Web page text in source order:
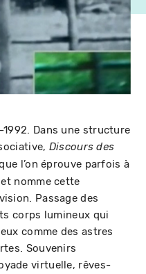
Dans une structure
Discours des
l’on éprouve parfois à
nomme cette
Passage des
corps lumineux qui
comme des astres
Souvenirs
virtuelle, rêves-